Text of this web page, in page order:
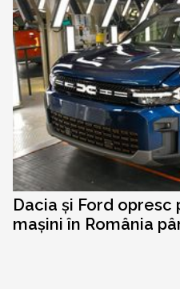
Dacia și Ford opresc
mașini în România